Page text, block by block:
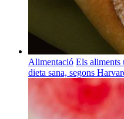
Alimentació Els aliments
dieta sana, segons